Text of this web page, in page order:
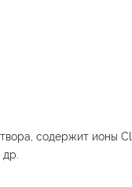
содержит ионы